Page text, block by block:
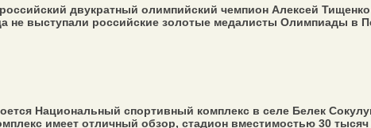
двукратный олимпийский чемпион Алексей
не выступали российские золотые медалисты Олимпиады в
Национальный спортивный комплекс в селе Белек
имеет отличный обзор, стадион вместимостью 30